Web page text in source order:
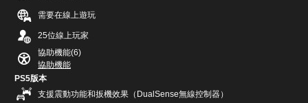
需要在線上遊玩
25位線上玩家
協助機能(6)
協助機能
PS5版本
支援震動功能和扳機效果（DualSense無線控制器）